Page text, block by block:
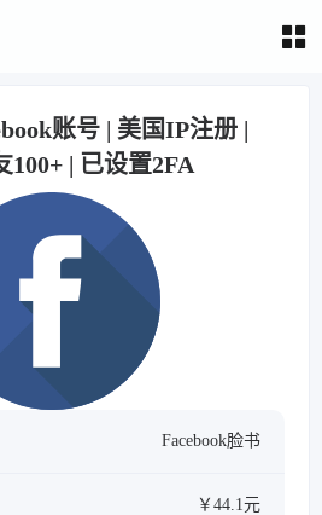
账号 | 美国IP注册 |
100+ | 已设置2FA
Facebook脸书
￥44.1元